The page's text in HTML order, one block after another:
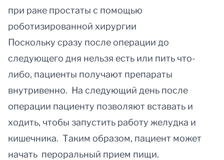
при раке простаты с помощью
роботизированной хирургии
Поскольку сразу после операции до
следующего дня нельзя есть или пить что-
либо, пациенты получают препараты
внутривенно. На следующий день после
операции пациенту позволяют вставать и
ходить, чтобы запустить работу желудка и
кишечника. Таким образом, пациент может
начать пероральный прием пищи.